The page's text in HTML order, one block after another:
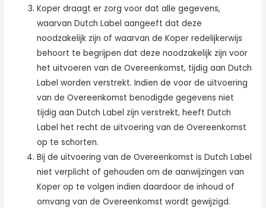
Koper draagt er zorg voor dat alle gegevens,
waarvan Dutch Label aangeeft dat deze
noodzakelijk zijn of waarvan de Koper redelijkerwijs
behoort te begrijpen dat deze noodzakelijk zijn voor
het uitvoeren van de Overeenkomst, tijdig aan Dutch
Label worden verstrekt. Indien de voor de uitvoering
van de Overeenkomst benodigde gegevens niet
tijdig aan Dutch Label zijn verstrekt, heeft Dutch
Label het recht de uitvoering van de Overeenkomst
op te schorten.
Bij de uitvoering van de Overeenkomst is Dutch Label
niet verplicht of gehouden om de aanwijzingen van
Koper op te volgen indien daardoor de inhoud of
omvang van de Overeenkomst wordt gewijzigd.